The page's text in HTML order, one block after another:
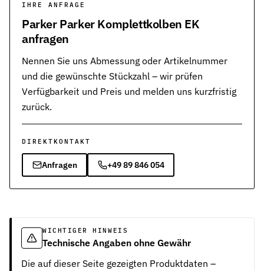
IHRE ANFRAGE
Parker Parker Komplettkolben EK
anfragen
Nennen Sie uns Abmessung oder Artikelnummer
und die gewünschte Stückzahl – wir prüfen
Verfügbarkeit und Preis und melden uns kurzfristig
zurück.
DIREKTKONTAKT
Anfragen +49 89 846 054
WICHTIGER HINWEIS
Technische Angaben ohne Gewähr
Die auf dieser Seite gezeigten Produktdaten –